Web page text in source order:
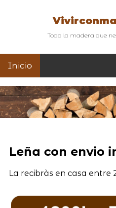
Toda la madera que
Inicio
Leña con envio
La recibràs en casa entre